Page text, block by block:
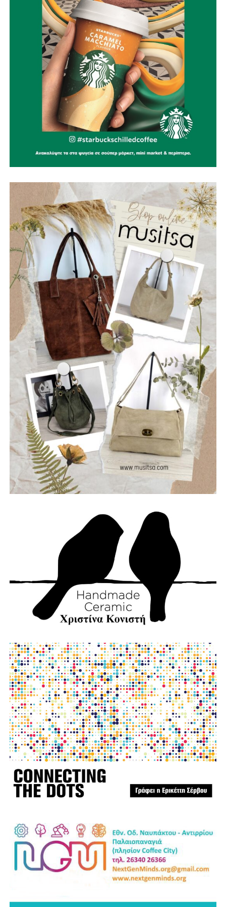
Με σχέδιο.
Με τεχνολογία.
Με εθελοντισμό.
Με συνεργασία.
Γιατί η καλύτερη πυρκαγιά είναι εκείνη που δεν θα
εκδηλωθεί ποτέ.
Την ίδια στιγμή, αποτίουμε φόρο τιμής στους
πυροσβέστες που έχασαν τη ζωή τους υπηρετώντας το
καθήκον. Η αυτοθυσία τους μας υπενθυμίζει ότι η
Πολιτική Προστασία δεν είναι μια θεωρητική έννοια, αλλά
ένας καθημερινός αγώνας που πολλές φορές πληρώνεται
με ανθρώπινες ζωές.
Παράλληλα, εκφράζουμε την αμέριστη συμπαράστασή μας
στους κατοίκους του όμορου Δήμου Δωρίδας, που
δοκιμάστηκαν από τις καταστροφικές πυρκαγιές. Οι
πληγές που αφήνει πίσω της η φωτιά δεν γνωρίζουν
διοικητικά όρια. Είναι πληγές που αφορούν ολόκληρη τη
Στερεά Ελλάδα και απαιτούν αλληλεγγύη, συντονισμό και
κοινή προσπάθεια.
Η Ναυπακτία αξίζει να είναι έτοιμη πριν από την επόμενη
κρίση. Η πρόληψη δεν είναι κόστος. Είναι η μεγαλύτερη
επένδυση στην ανθρώπινη ζωή, στο φυσικό περιβάλλον,
στην τοπική οικονομία και στο μέλλον του τόπου μας.
Ανδρέας Χ. Κωνσταντόπουλος
Επικεφαλής της παράταξης “Αλλάζουμε Πλεύση”